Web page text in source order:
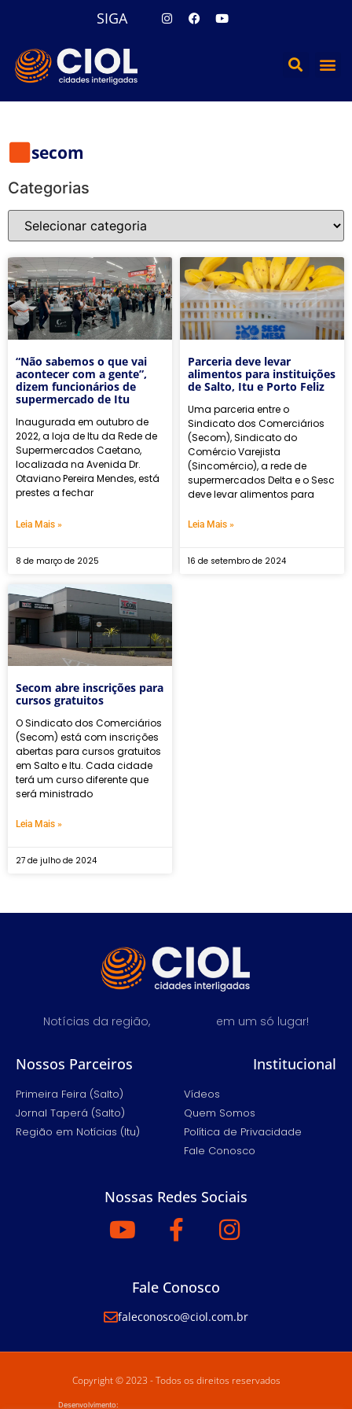
SIGA
secom
Categorias
“Não sabemos o que vai
acontecer com a gente”,
dizem funcionários de
supermercado de Itu
Inaugurada em outubro de
2022, a loja de Itu da Rede de
Supermercados Caetano,
localizada na Avenida Dr.
Otaviano Pereira Mendes, está
prestes a fechar
Leia Mais »
8 de março de 2025
Parceria deve levar
alimentos para instituições
de Salto, Itu e Porto Feliz
Uma parceria entre o
Sindicato dos Comerciários
(Secom), Sindicato do
Comércio Varejista
(Sincomércio), a rede de
supermercados Delta e o Sesc
deve levar alimentos para
Leia Mais »
16 de setembro de 2024
Secom abre inscrições para
cursos gratuitos
O Sindicato dos Comerciários
(Secom) está com inscrições
abertas para cursos gratuitos
em Salto e Itu. Cada cidade
terá um curso diferente que
será ministrado
Leia Mais »
27 de julho de 2024
Notícias da região, em um só lugar!
Nossos Parceiros
Primeira Feira (Salto)
Jornal Taperá (Salto)
Região em Notícias (Itu)
Institucional
Vídeos
Quem Somos
Política de Privacidade
Fale Conosco
Nossas Redes Sociais
Fale Conosco
faleconosco@ciol.com.br
Copyright © 2023 - Todos os direitos reservados
Desenvolvimento: